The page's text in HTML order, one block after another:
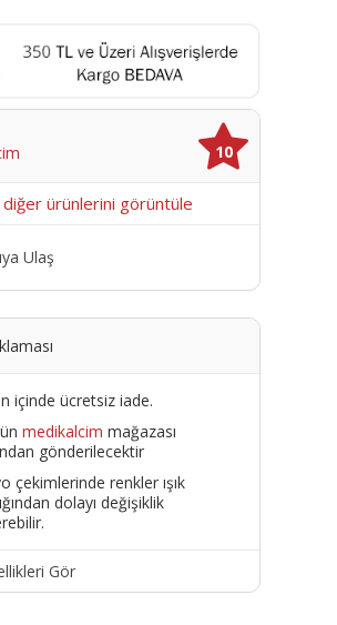
10
diğer ürünlerini görüntüle
Ulaş
içinde ücretsiz iade.
medikalcim mağazası
gönderilecektir
çekimlerinde renkler ışık
dolayı değişiklik
Gör